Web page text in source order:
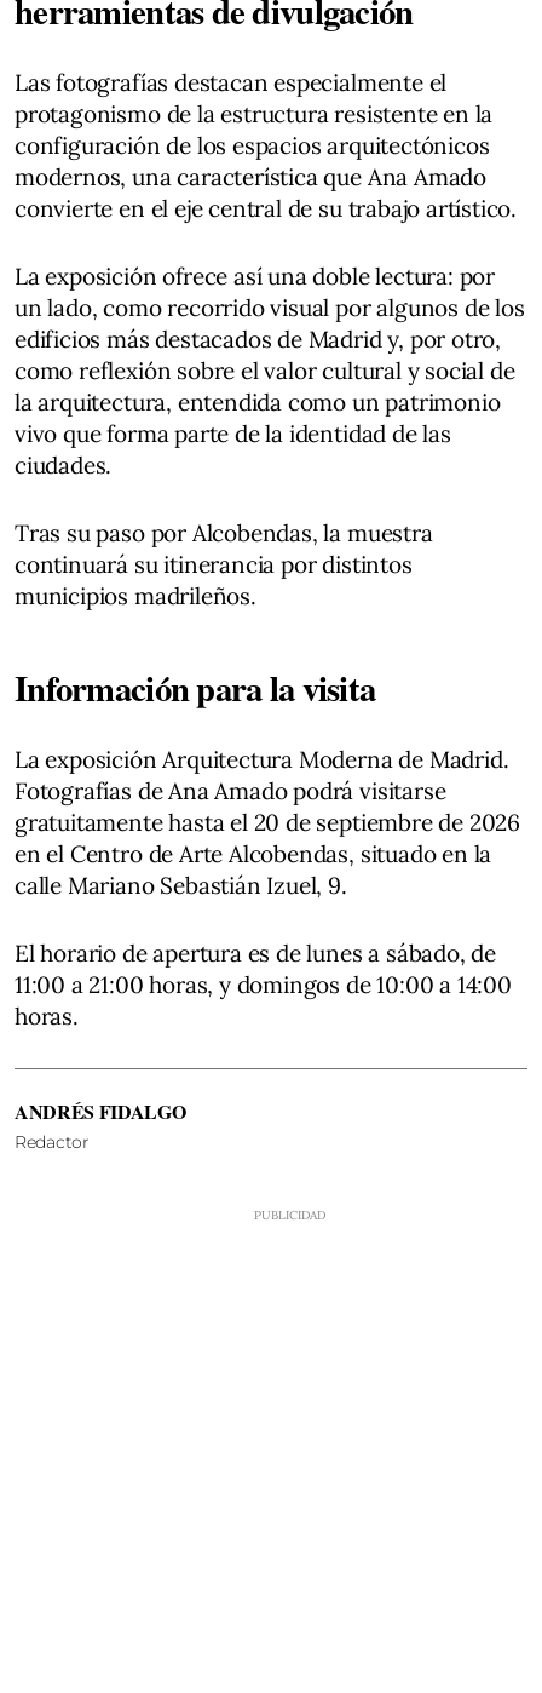
herramientas de divulgación
Las fotografías destacan especialmente el
protagonismo de la estructura resistente en la
configuración de los espacios arquitectónicos
modernos, una característica que Ana Amado
convierte en el eje central de su trabajo artístico.
La exposición ofrece así una doble lectura: por
un lado, como recorrido visual por algunos de los
edificios más destacados de Madrid y, por otro,
como reflexión sobre el valor cultural y social de
la arquitectura, entendida como un patrimonio
vivo que forma parte de la identidad de las
ciudades.
Tras su paso por Alcobendas, la muestra
continuará su itinerancia por distintos
municipios madrileños.
Información para la visita
La exposición Arquitectura Moderna de Madrid.
Fotografías de Ana Amado podrá visitarse
gratuitamente hasta el 20 de septiembre de 2026
en el Centro de Arte Alcobendas, situado en la
calle Mariano Sebastián Izuel, 9.
El horario de apertura es de lunes a sábado, de
11:00 a 21:00 horas, y domingos de 10:00 a 14:00
horas.
ANDRÉS FIDALGO
Redactor